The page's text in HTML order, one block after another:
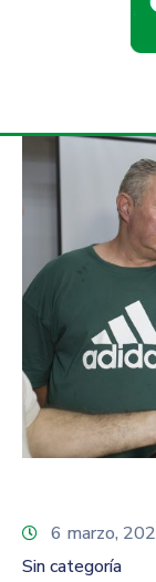
6 marzo,
Sin categoría